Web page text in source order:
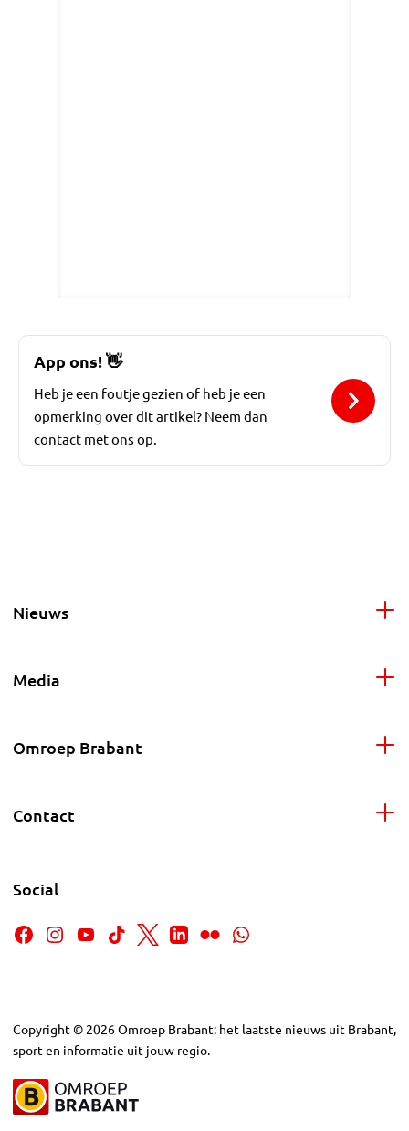
App ons!👋
Heb je een foutje gezien of heb je een
opmerking over dit artikel? Neem dan
contact met ons op.
Nieuws
Media
Omroep Brabant
Contact
Social
Copyright © 2026Omroep Brabant: het laatste nieuws uit Brabant,
sport en informatie uit jouw regio.